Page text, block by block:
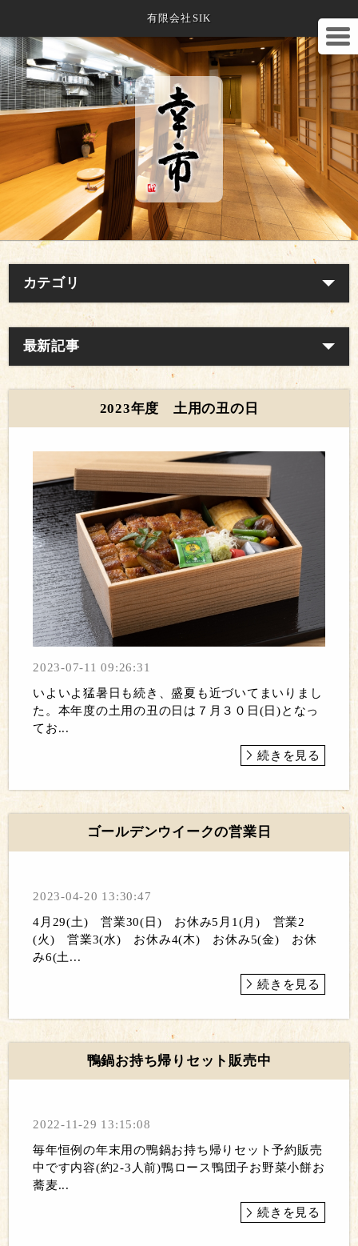
有限会社SIK
カテゴリ
最新記事
2023年度 土用の丑の日
2023-07-11 09:26:31
いよいよ猛暑日も続き、盛夏も近づいてまいりまし
た。本年度の土用の丑の日は７月３０日(日)となっ
てお...
続きを見る
ゴールデンウイークの営業日
2023-04-20 13:30:47
4月29(土) 営業30(日) お休み5月1(月) 営業2
(火) 営業3(水) お休み4(木) お休み5(金) お休
み6(土...
続きを見る
鴨鍋お持ち帰りセット販売中
2022-11-29 13:15:08
毎年恒例の年末用の鴨鍋お持ち帰りセット予約販売
中です内容(約2-3人前)鴨ロース鴨団子お野菜小餅お
蕎麦...
続きを見る